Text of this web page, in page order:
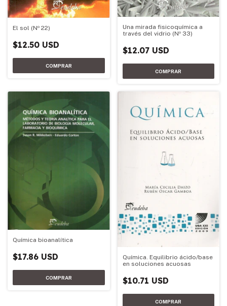
El sol (Nº 22)
$12.50 USD
Una mirada fisicoquímica a
través del vidrio (Nº 33)
$12.07 USD
Química bioanalítica
$17.86 USD
Química. Equilibrio ácido/base
en soluciones acuosas
$10.71 USD